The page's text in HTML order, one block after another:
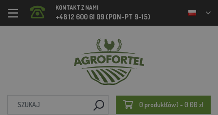
KONTAKT Z NAMI
+48 12 600 61 09 (PON-PT 9-15)
0 produkt(ów) - 0.00 zl